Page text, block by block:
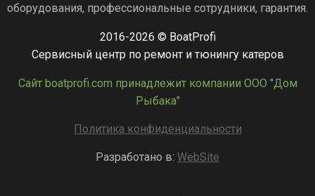
оборудования, профессиональные сотрудники, гарантия.
2016-2026 © BoatProfi
Сервисный центр по ремонт и тюнингу катеров
Сайт boatprofi.com принадлежит компании ООО "Дом
Рыбака"
Политика конфиденциальности
Разработано в: WebSite